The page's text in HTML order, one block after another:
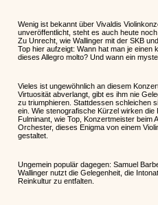
Wenig ist bekannt über Vivaldis
unveröffentlicht, steht es auch heute
Zu Unrecht, wie Wallinger mit der SKB
Top hier aufzeigt: Wann hat man je
dieses Allegro molto? Und wann ein
Vieles ist ungewöhnlich an diesem
Virtuosität abverlangt, gibt es ihm nie
zu triumphieren. Stattdessen schleichen
ein. Wie stenografische Kürzel wirken die
Fulminant, wie Top, Konzertmeister beim
Orchester, dieses Enigma von einem
gestaltet.
Ungemein populär dagegen: Samuel
Wallinger nutzt die Gelegenheit, die
Reinkultur zu entfalten.